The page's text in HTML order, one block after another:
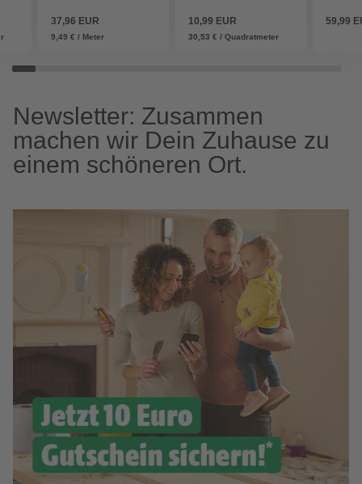
37,96 EUR
9,49 € / Meter
10,99 EUR
30,53 € / Quadratmeter
59,99
Newsletter: Zusammen
machen wir Dein Zuhause zu
einem schöneren Ort.